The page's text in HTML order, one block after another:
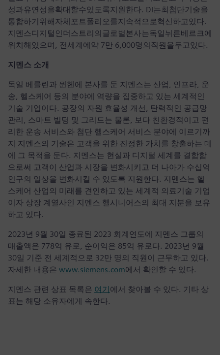
성과유연성을확대할수있도록지원한다. DI는최첨단기술을
통합하기위해자체포트폴리오를지속적으로혁신하고있다.
지멘스디지털인더스트리의글로벌본사는독일뉘른베르크에
위치해있으며, 전세계에약 7만 6,000명의직원을두고있다.
지멘스 소개
독일 베를린과 뮌헨에 본사를 둔 지멘스는 산업, 인프라, 운
송, 헬스케어 등의 분야에 역량을 집중하고 있는 세계적인
기술 기업이다. 공장의 자원 효율성 개선, 탄력적인 공급망
관리, 스마트 빌딩 및 그리드는 물론, 보다 친환경적이고 편
리한 운송 서비스와 첨단 헬스케어 서비스 분야에 이르기까
지 지멘스의 기술은 고객을 위한 진정한 가치를 창출하는 데
에 그 목적을 둔다. 지멘스는 현실과 디지털 세계를 결합함
으로써 고객이 산업과 시장을 변화시키고 더 나아가 수십억
인구의 일상을 변화시킬 수 있도록 지원한다. 지멘스는 헬
스케어 산업의 미래를 견인하고 있는 세계적 의료기술 기업
이자 상장 계열사인 지멘스 헬시니어스의 최대 지분을 보유
하고 있다.
2023년 9월 30일 종료된 2023 회계연도에 지멘스 그룹의
매출액은 778억 유로, 순이익은 85억 유로다. 2023년 9월
30일 기준 전 세계적으로 32만 명의 직원이 근무하고 있다.
자세한 내용은 www.siemens.com에서 확인할 수 있다.
지멘스 관련 상표 목록은 여기에서 찾아볼 수 있다. 기타 상
표는 해당 소유자에게 속한다.